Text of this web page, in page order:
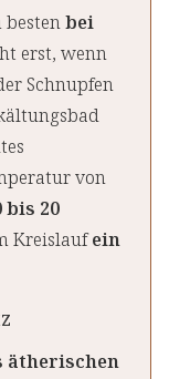
bestenbei
erst, wenn
Schnupfen
von
bis 20
Kreislaufein
ätherischen